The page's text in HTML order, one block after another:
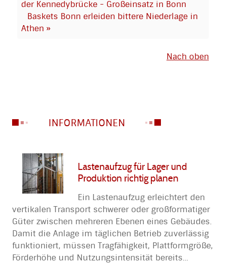
der Kennedybrücke - Großeinsatz in Bonn
Baskets Bonn erleiden bittere Niederlage in
Athen »
Nach oben
INFORMATIONEN
Lastenaufzug für Lager und
Produktion richtig planen
Ein Lastenaufzug erleichtert den
vertikalen Transport schwerer oder großformatiger
Güter zwischen mehreren Ebenen eines Gebäudes.
Damit die Anlage im täglichen Betrieb zuverlässig
funktioniert, müssen Tragfähigkeit, Plattformgröße,
Förderhöhe und Nutzungsintensität bereits…